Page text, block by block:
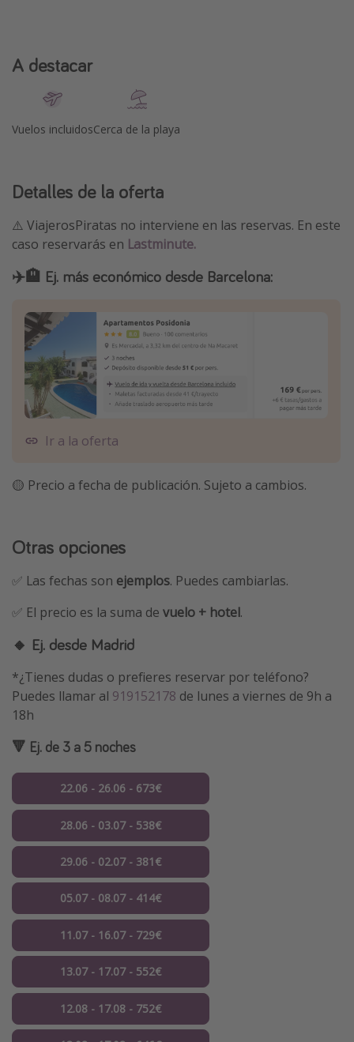
A destacar
Vuelos incluidosCerca de la playa
Detalles de la oferta
⚠️ ViajerosPiratas no interviene en las reservas. En este
caso reservarás en Lastminute.
✈️🏨 Ej. más económico desde Barcelona:
Ir a la oferta
🟡 Precio a fecha de publicación. Sujeto a cambios.
Otras opciones
✅ Las fechas son ejemplos. Puedes cambiarlas.
✅ El precio es la suma de vuelo + hotel.
🔸 Ej. desde Madrid
*¿Tienes dudas o prefieres reservar por teléfono?
Puedes llamar al 919152178 de lunes a viernes de 9h a
18h
🔻 Ej. de 3 a 5 noches
22.06 - 26.06 - 673€
28.06 - 03.07 - 538€
29.06 - 02.07 - 381€
05.07 - 08.07 - 414€
11.07 - 16.07 - 729€
13.07 - 17.07 - 552€
12.08 - 17.08 - 752€